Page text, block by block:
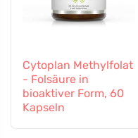
Cytoplan Methylfolat
- Folsäure in
bioaktiver Form, 60
Kapseln